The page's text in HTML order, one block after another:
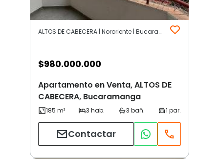
ALTOS DE CABECERA | Nororiente | Bucaramanga
$980.000.000
Apartamento en Venta, ALTOS DE
CABECERA, Bucaramanga
Contactar